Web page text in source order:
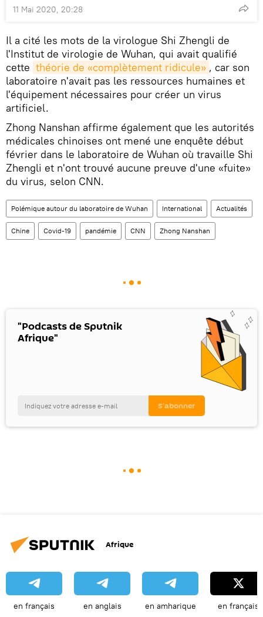
11 Mai 2020, 20:28
Il a cité les mots de la virologue Shi Zhengli de
l'Institut de virologie de Wuhan, qui avait qualifié
cette théorie de «complètement ridicule» , car son
laboratoire n'avait pas les ressources humaines et
l'équipement nécessaires pour créer un virus
artificiel.
Zhong Nanshan affirme également que les autorités
médicales chinoises ont mené une enquête début
février dans le laboratoire de Wuhan où travaille Shi
Zhengli et n'ont trouvé aucune preuve d'une «fuite»
du virus, selon CNN.
Polémique autour du laboratoire de Wuhan International Actualités
Chine Covid-19 pandémie CNN Zhong Nanshan
"Podcasts de Sputnik
Afrique"
Afrique
en français en anglais en amharique en français